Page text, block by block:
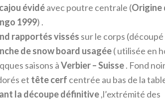
évidéavec poutre centrale (Origine
1999) .
rapportés vissés sur le corps (découpé
de snow board usagée( utilisée en
saisons àVerbier – Suisse. Fond
et tête cerf centrée au bas de la
la découpe définitive,l’extrémité des